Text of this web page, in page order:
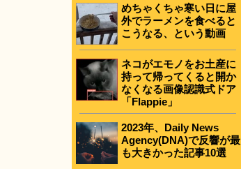
めちゃくちゃ寒い日に屋
外でラーメンを食べると
こうなる、という動画
ネコがエモノをお土産に
持って帰ってくると開か
なくなる画像認識式ドア
「Flappie」
2023年、Daily News
Agency(DNA)で反響が最
も大きかった記事10選